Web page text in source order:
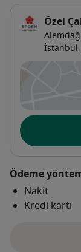
Özel
İstanbul,
Uygunluk
Ödeme
Nakit
Kredi kartı